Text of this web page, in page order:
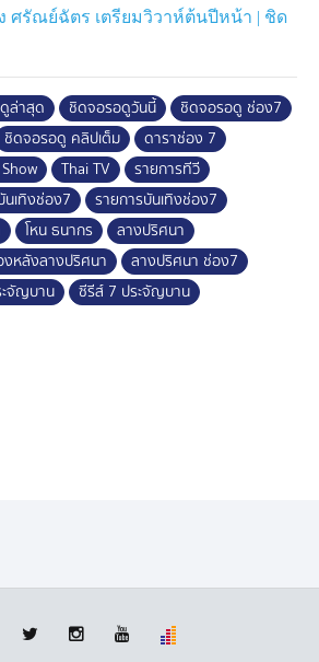
ศรัณย์ฉัตร เตรียมวิวาห์ต้นปีหน้า | ชิด
ล่าสุด ชิดจอรอดูวันนี้
ชิดจอรอดู ช่อง7
ชิดจอรอดู คลิปเต็ม
ดาราช่อง 7
Thai TV
รายการทีวี
นเทิงช่อง7
รายการบันเทิงช่อง7
โหน ธนากร
ลางปริศนา
งหลังลางปริศนา
ลางปริศนา ช่อง7
จัญบาน
ซีรีส์ 7 ประจัญบาน